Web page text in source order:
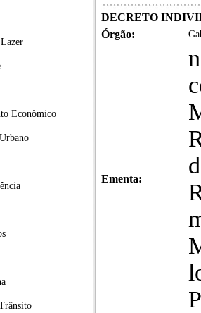
Econômico
DECRETO
Órgão:
Ementa: